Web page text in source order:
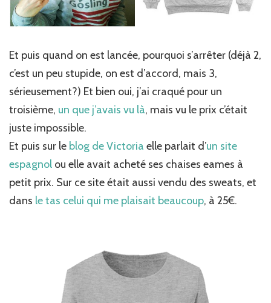
Et puis quand on est lancée, pourquoi s’arrêter (déjà 2,
c’est un peu stupide, on est d’accord, mais 3,
sérieusement?) Et bien oui, j’ai craqué pour un
troisième, un que j’avais vu là, mais vu le prix c’était
juste impossible.
Et puis sur le blog de Victoria elle parlait d’un site
espagnol ou elle avait acheté ses chaises eames à
petit prix. Sur ce site était aussi vendu des sweats, et
dans le tas celui qui me plaisait beaucoup, à 25€.